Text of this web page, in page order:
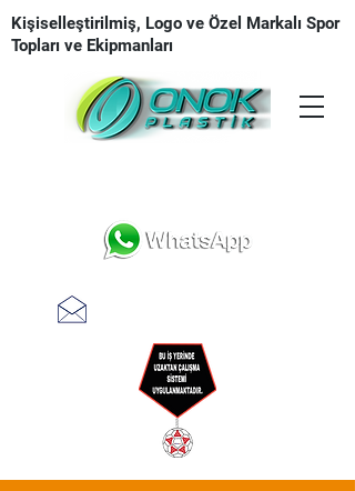
Kişiselleştirilmiş, Logo ve Özel Markalı Spor
Topları ve Ekipmanları
teklifal @ onokplastik.com